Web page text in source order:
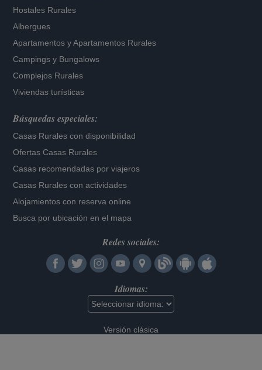
Hostales Rurales
Albergues
Apartamentos yApartamentos Rurales
Campings y Bungalows
Complejos Rurales
Viviendas turísticas
Búsquedas especiales:
Casas Rurales con disponibilidad
Ofertas Casas Rurales
Casas recomendadas por viajeros
Casas Rurales con actividades
Alojamientos con reserva online
Busca por ubicación en el mapa
Redes sociales:
Idiomas:
Versión clásica